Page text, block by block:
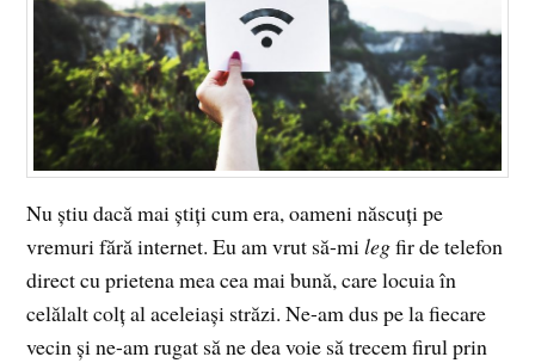
Nu știu dacă mai știți cum era, oameni născuți pe
vremuri fără internet. Eu am vrut să-milegfir de telefon
direct cu prietena mea cea mai bună, care locuia în
celălalt colț al aceleiași străzi. Ne-am dus pe la fiecare
vecin și ne-am rugat să ne dea voie să trecem firul prin